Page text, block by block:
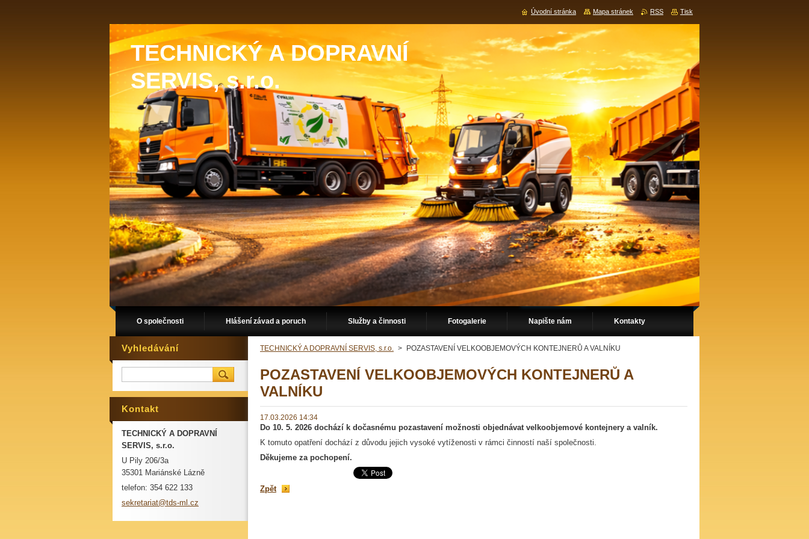
TECHNICKÝ A DOPRAVNÍ
SERVIS, s.r.o.
O společnosti Hlášení závad a poruch Služby a činnosti Fotogalerie Napište nám Kontakty
TECHNICKÝ A DOPRAVNÍ SERVIS, s.r.o. > POZASTAVENÍ VELKOOBJEMOVÝCH KONTEJNERŮ A VALNÍKU
POZASTAVENÍ VELKOOBJEMOVÝCH KONTEJNERŮ A
VALNÍKU
17.03.2026 14:34
Do 10. 5. 2026 dochází k dočasnému pozastavení možnosti objednávat velkoobjemové kontejnery a valník.
K tomuto opatření dochází z důvodu jejich vysoké vytíženosti v rámci činností naší společnosti.
Děkujeme za pochopení.
Zpět
Vyhledávání
Kontakt
TECHNICKÝ A DOPRAVNÍ
SERVIS, s.r.o.
U Pily 206/3a
35301 Mariánské Lázně
telefon: 354 622 133
sekretariat@tds-ml.cz
Úvodní stránka Mapa stránek RSS Tisk